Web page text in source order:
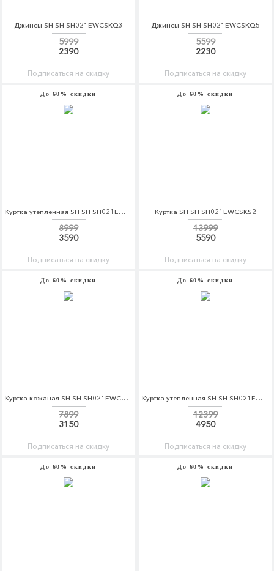
Джинсы SH SH SH021EWCSKQ3
5999
2390
Подписаться на скидку
Джинсы SH SH SH021EWCSKQ5
5599
2230
Подписаться на скидку
До 60% скидки
Куртка утепленная SH SH SH021EWCSKS0
8999
3590
Подписаться на скидку
До 60% скидки
Куртка SH SH SH021EWCSKS2
13999
5590
Подписаться на скидку
До 60% скидки
Куртка кожаная SH SH SH021EWCSKS9
7899
3150
Подписаться на скидку
До 60% скидки
Куртка утепленная SH SH SH021EWCSKT9
12399
4950
Подписаться на скидку
До 60% скидки До 60% скидки